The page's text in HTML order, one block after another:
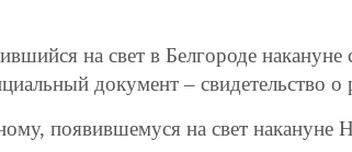
на свет в Белгороде накануне
документ – свидетельство о
появившемуся на свет накануне